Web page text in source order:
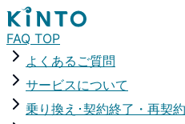
FAQ TOP
よくあるご質問
サービスについて
乗り換え･契約終了・再契約